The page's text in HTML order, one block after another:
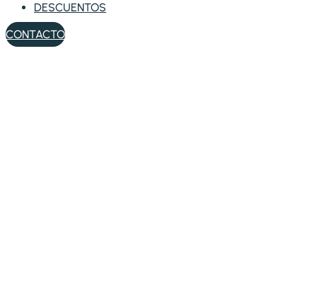
DESCUENTOS
CONTACTO